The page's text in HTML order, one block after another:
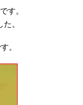
す。
。
。